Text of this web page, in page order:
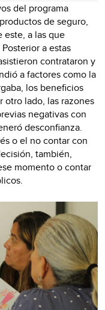
del programa
de seguro,
este, a las que
a estas
contrataron y
a factores como la
los beneficios
otro lado, las razones
negativas con
desconfianza.
o el no contar con
también,
momento o contar